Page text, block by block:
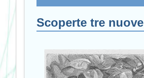
Scoperte tre